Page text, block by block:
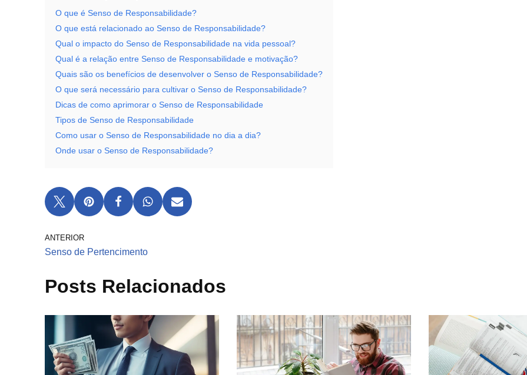
O que é Senso de Responsabilidade?
O que está relacionado ao Senso de Responsabilidade?
Qual o impacto do Senso de Responsabilidade na vida pessoal?
Qual é a relação entre Senso de Responsabilidade e motivação?
Quais são os benefícios de desenvolver o Senso de Responsabilidade?
O que será necessário para cultivar o Senso de Responsabilidade?
Dicas de como aprimorar o Senso de Responsabilidade
Tipos de Senso de Responsabilidade
Como usar o Senso de Responsabilidade no dia a dia?
Onde usar o Senso de Responsabilidade?
ANTERIOR
Senso de Pertencimento
Posts Relacionados